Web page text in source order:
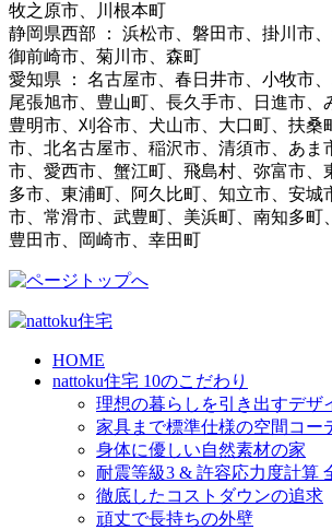
牧之原市、川根本町
静岡県西部 ： 浜松市、磐田市、掛川市、
御前崎市、菊川市、森町
愛知県 ： 名古屋市、春日井市、小牧市、
尾張旭市、豊山町、長久手市、日進市、
豊明市、刈谷市、犬山市、大口町、扶桑
市、北名古屋市、稲沢市、清須市、あま
市、愛西市、蟹江町、飛島村、弥富市、
多市、東浦町、阿久比町、知立市、安城
市、常滑市、武豊町、美浜町、南知多町
豊田市、岡崎市、幸田町
HOME
nattoku住宅 10のこだわり
理想の暮らしを引き出すデザ
家具まで標準仕様の空間コー
身体に優しい自然素材の家
耐震等級3 & 許容応力度計算
徹底したコストダウンの追求
頑丈で長持ちの外壁